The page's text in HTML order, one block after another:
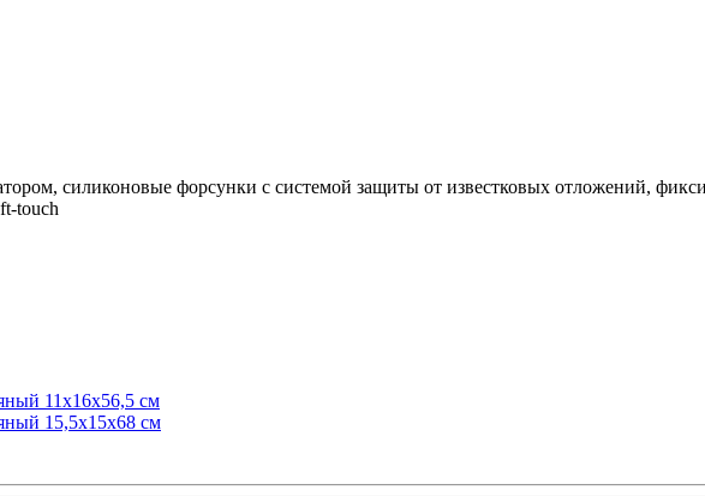
силиконовые форсунки с системой защиты от известковых отложений,
touch
11х16х56,5 см
15,5х15х68 см